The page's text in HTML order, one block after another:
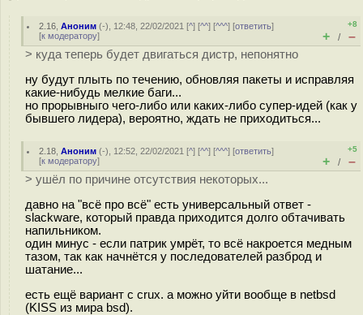
2.16 ,Аноним (-), 12:48, 22/02/2021 [^] [^^] [^^^] [ответить]
[к модератору]
+8
+ / –
> куда теперь будет двигаться дистр, непонятно
ну будут плыть по течению, обновляя пакеты и исправляя
какие-нибудь мелкие баги...
но прорывныго чего-либо или каких-либо супер-идей (как у
бывшего лидера), вероятно, ждать не приходиться...
2.18 ,Аноним (-), 12:52, 22/02/2021 [^] [^^] [^^^] [ответить]
[к модератору]
+5
+ / –
> ушёл по причине отсутствия некоторых...
давно на "всё про всё" есть универсальный ответ -
slackware, который правда приходится долго обтачивать
напильником.
один минус - если патрик умрёт, то всё накроется медным
тазом, так как начнётся у последователей разброд и
шатание...
есть ещё вариант с crux. а можно уйти вообще в netbsd
(KISS из мира bsd).